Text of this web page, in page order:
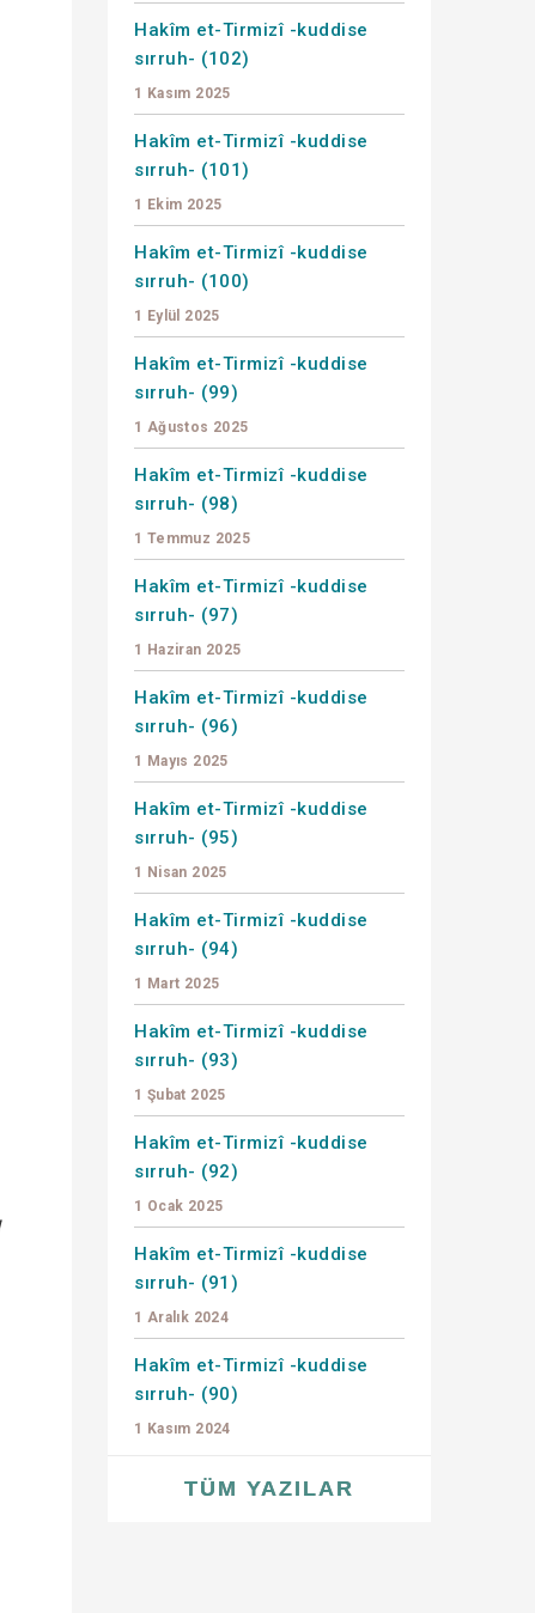
Hakîm et-Tirmizî -kuddise
sırruh- (102)
1 Kasım 2025
Hakîm et-Tirmizî -kuddise
sırruh- (101)
1 Ekim 2025
Hakîm et-Tirmizî -kuddise
sırruh- (100)
1 Eylül 2025
Hakîm et-Tirmizî -kuddise
sırruh- (99)
1 Ağustos 2025
Hakîm et-Tirmizî -kuddise
sırruh- (98)
1 Temmuz 2025
Hakîm et-Tirmizî -kuddise
sırruh- (97)
1 Haziran 2025
Hakîm et-Tirmizî -kuddise
sırruh- (96)
1 Mayıs 2025
Hakîm et-Tirmizî -kuddise
sırruh- (95)
1 Nisan 2025
Hakîm et-Tirmizî -kuddise
sırruh- (94)
1 Mart 2025
Hakîm et-Tirmizî -kuddise
sırruh- (93)
1 Şubat 2025
Hakîm et-Tirmizî -kuddise
sırruh- (92)
1 Ocak 2025
Hakîm et-Tirmizî -kuddise
sırruh- (91)
1 Aralık 2024
Hakîm et-Tirmizî -kuddise
sırruh- (90)
1 Kasım 2024
TÜM YAZILAR